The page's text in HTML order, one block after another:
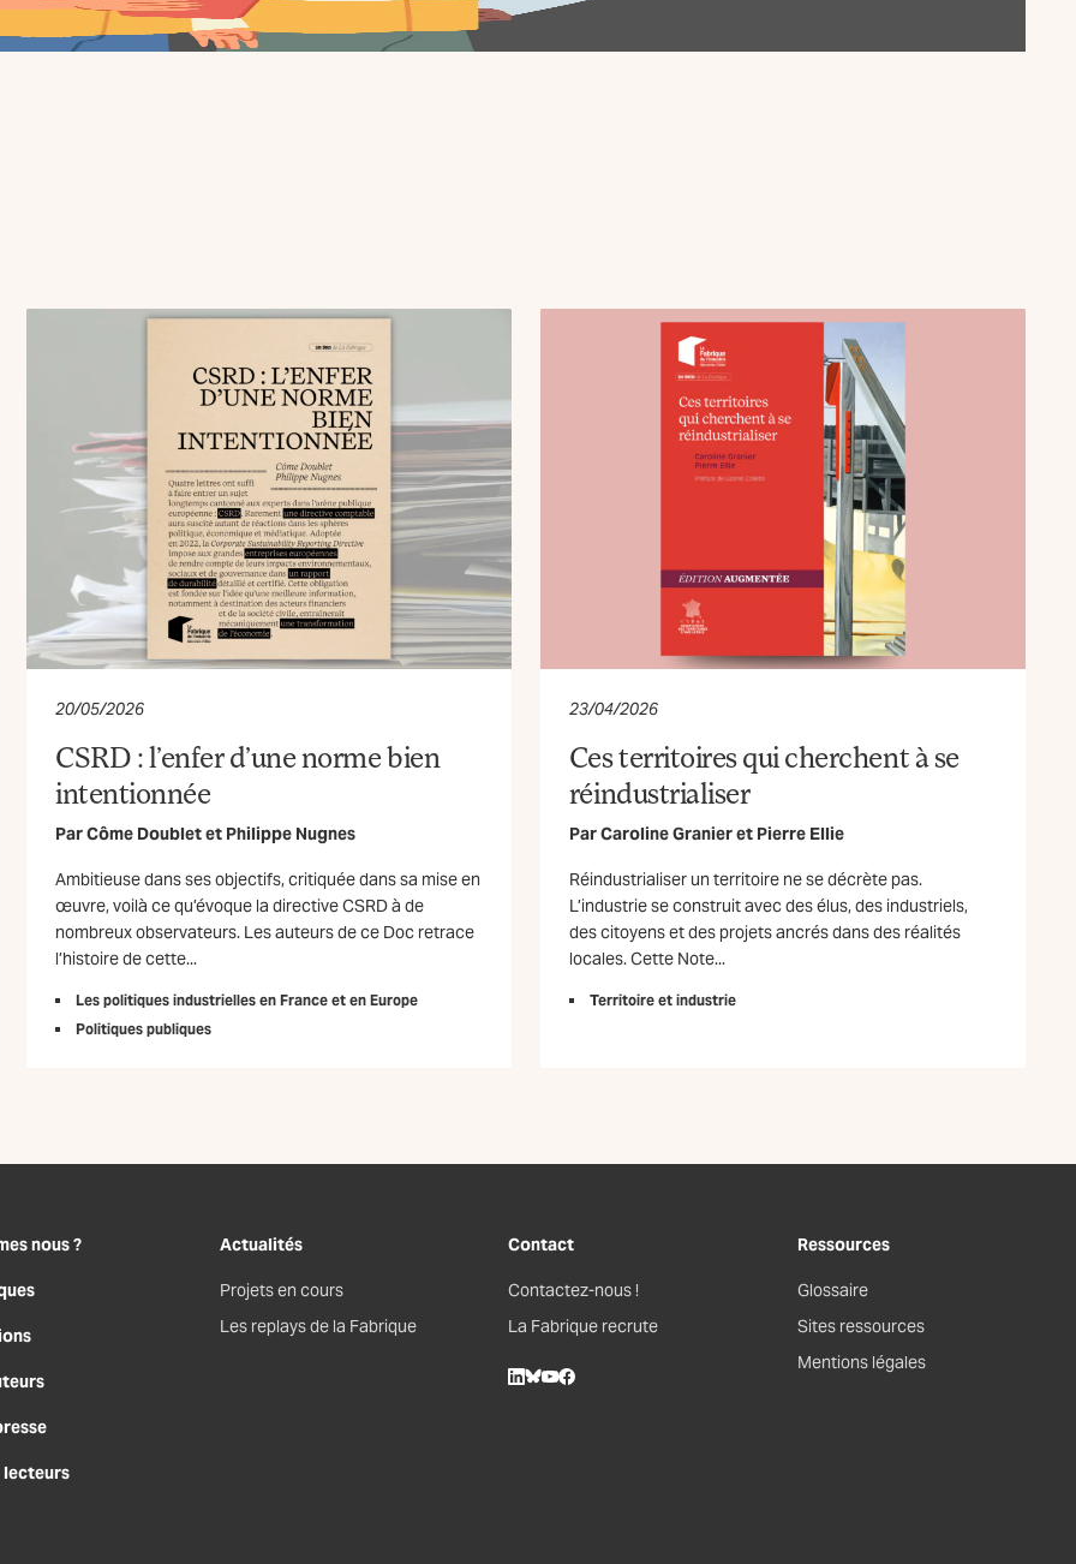
20/05/2026
CSRD : l’enfer d’une norme bien
intentionnée
ParCôme Doubletet Philippe Nugnes
Ambitieuse dans ses objectifs, critiquée dans sa mise en
œuvre, voilà ce qu’évoque la directive CSRD à de
nombreux observateurs. Les auteurs de ce Doc retrace
l’histoire de cette...
Les politiques industrielles en France et en Europe
Politiques publiques
23/04/2026
Ces territoires qui cherchent à se
réindustrialiser
ParCaroline Granieret Pierre Ellie
Réindustrialiser un territoire ne se décrète pas.
L’industrie se construit avec des élus, des industriels,
des citoyens et des projets ancrés dans des réalités
locales. Cette Note...
Territoire et industrie
nous ?
lecteurs
Actualités
Projets en cours
Les replays de la Fabrique
Contact
Contactez-nous !
La Fabrique recrute
Ressources
Glossaire
Sites ressources
Mentions légales